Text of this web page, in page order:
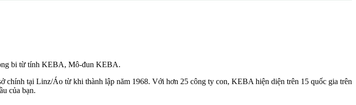
bi từ tính KEBA, Mô-đun KEBA.
tại Linz/Áo từ khi thành lập năm 1968. Với hơn 25 công ty con, KEBA hiện diện trên 15 quốc gia trên
của bạn.